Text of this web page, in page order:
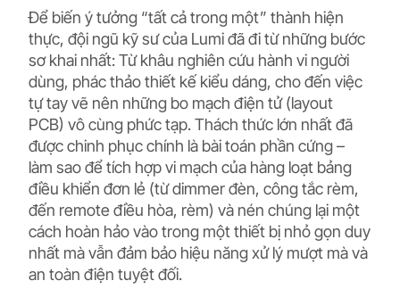
Để biến ý tưởng “tất cả trong một” thành hiện
thực, đội ngũ kỹ sư của Lumi đã đi từ những bước
sơ khai nhất: Từ khâu nghiên cứu hành vi người
dùng, phác thảo thiết kế kiểu dáng, cho đến việc
tự tay vẽ nên những bo mạch điện tử (layout
PCB) vô cùng phức tạp. Thách thức lớn nhất đã
được chinh phục chính là bài toán phần cứng –
làm sao để tích hợp vi mạch của hàng loạt bảng
điều khiển đơn lẻ (từ dimmer đèn, công tắc rèm,
đến remote điều hòa, rèm) và nén chúng lại một
cách hoàn hảo vào trong một thiết bị nhỏ gọn duy
nhất mà vẫn đảm bảo hiệu năng xử lý mượt mà và
an toàn điện tuyệt đối.